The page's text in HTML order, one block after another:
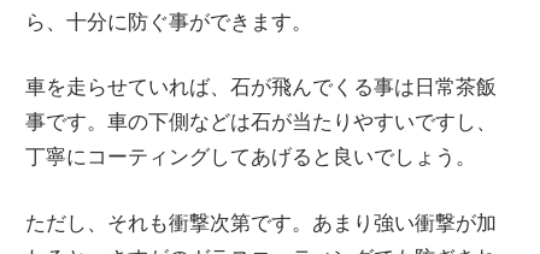
ら、十分に防ぐ事ができます。
車を走らせていれば、石が飛んでくる事は日常茶飯
事です。車の下側などは石が当たりやすいですし、
丁寧にコーティングしてあげると良いでしょう。
ただし、それも衝撃次第です。あまり強い衝撃が加